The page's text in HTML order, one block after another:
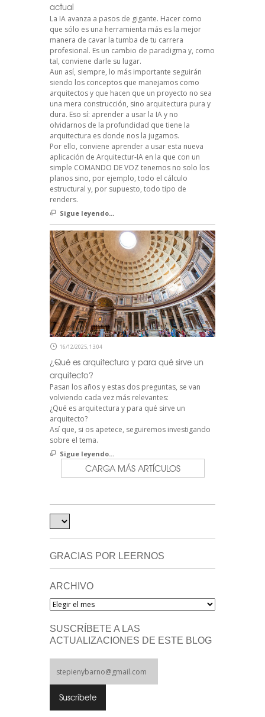
actual
La IA avanza a pasos de gigante. Hacer como
que sólo es una herramienta más es la mejor
manera de cavar la tumba de tu carrera
profesional. Es un cambio de paradigma y, como
tal, conviene darle su lugar.
Aun así, siempre, lo más importante seguirán
siendo los conceptos que manejamos como
arquitectos y que hacen que un proyecto no sea
una mera construcción, sino arquitectura pura y
dura. Eso sí: aprender a usar la IA y no
olvidarnos de la profundidad que tiene la
arquitectura es donde nos la jugamos.
Por ello, conviene aprender a usar esta nueva
aplicación de Arquitectur-IA en la que con un
simple COMANDO DE VOZ tenemos no solo los
planos sino, por ejemplo, todo el cálculo
estructural y, por supuesto, todo tipo de
renders.
Sigue leyendo...
16/12/2025, 13:04
¿Qué es arquitectura y para qué sirve un
arquitecto?
Pasan los años y estas dos preguntas, se van
volviendo cada vez más relevantes:
¿Qué es arquitectura y para qué sirve un
arquitecto?
Así que, si os apetece, seguiremos investigando
sobre el tema.
Sigue leyendo...
CARGA MÁS ARTÍCULOS
GRACIAS POR LEERNOS
ARCHIVO
Archivo
SUSCRÍBETE A LAS
ACTUALIZACIONES DE ESTE BLOG